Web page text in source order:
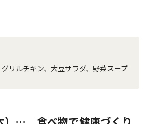
リルチキン、大豆サラダ、野菜スープ